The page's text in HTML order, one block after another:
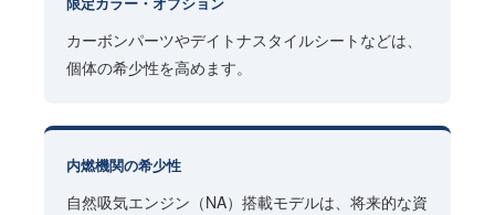
カーボンパーツやデイトナスタイルシートなどは、
個体の希少性を高めます。
内燃機関の希少性
自然吸気エンジン（NA）搭載モデルは、将来的な資